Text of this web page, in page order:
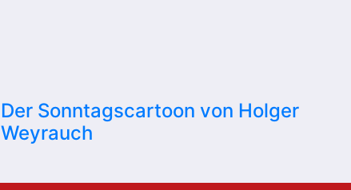
Der Sonntagscartoon von Holger
Weyrauch